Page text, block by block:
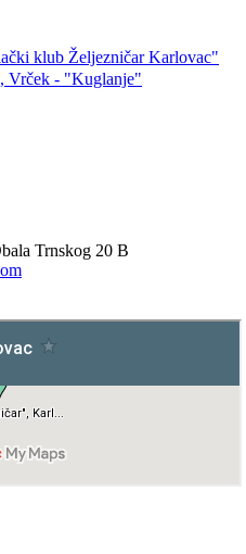
klub Željezničar Karlovac"
Vrček - "Kuglanje"
Trnskog 20 B